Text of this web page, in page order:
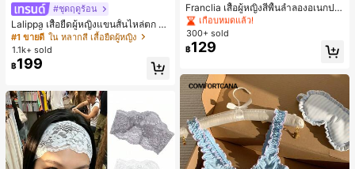
#ชุดฤดูร้อน
Lalippa เสื้อยืดผู้หญิงแขนสั้นไหล่ตก ค
อวีปกเสื้อ ลายพิมพ์ดิจิทัลลายทาง สไตล์
สปอร์ตแฟชั่นมินิมอล ของขวัญสำหรับเ
พื่อน
#1 ขายดี ใน หลากสี เสื้อยืดผู้หญิง
1.1k+ sold
฿199
Franclia เสื้อผู้หญิงสีพื้นลำลองอเนกปร
ะสงค์สำหรับใส่ประจำวัน
#1 ขายดี ใน ธรรมดา เสื้อผู้หญิง
เกือบหมดแล้ว!
#1 ขายดี ใน ธรรมดา เสื้อผู้หญิง
เกือบหมดแล้ว!
#1 ขายดี ใน ธรรมดา เสื้อผู้หญิง
เกือบหมดแล้ว!
300+ sold
฿129